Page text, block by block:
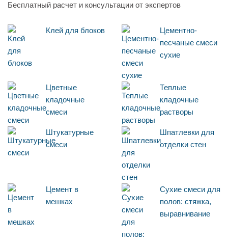
Бесплатный расчет и консультации от экспертов
Клей для блоков
Цементно-
песчаные смеси
сухие
Цветные
кладочные
смеси
Теплые
кладочные
растворы
Штукатурные
смеси
Шпатлевки для
отделки стен
Цемент в
мешках
Сухие смеси для
полов: стяжка,
выравнивание